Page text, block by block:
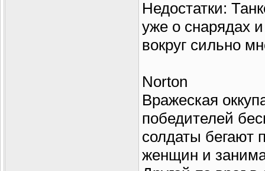
Недостатки:
уже о снарядах
вокруг сильно
Norton
Вражеская
победителей
солдаты бегают
женщин и